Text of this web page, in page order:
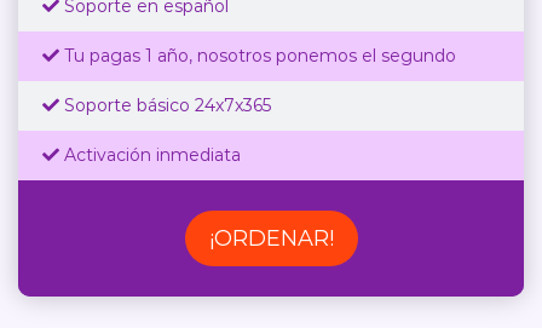
Soporte en español
Tu pagas 1 año, nosotros ponemos el segundo
Soporte básico 24x7x365
Activación inmediata
¡ORDENAR!